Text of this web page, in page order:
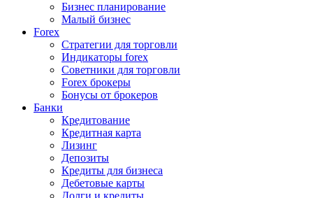
Бизнес планирование
Малый бизнес
Forex
Стратегии для торговли
Индикаторы forex
Советники для торговли
Forex брокеры
Бонусы от брокеров
Банки
Кредитование
Кредитная карта
Лизинг
Депозиты
Кредиты для бизнеса
Дебетовые карты
Долги и кредиты